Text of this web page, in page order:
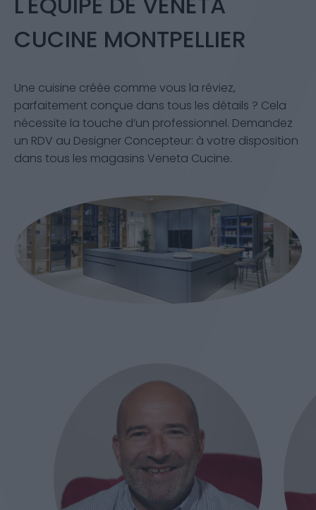
CUCINE MONTPELLIER
Une cuisine créée comme vous la rêviez,
parfaitement conçue dans tous les détails ? Cela
nécessite la touche d’un professionnel. Demandez
un RDV au Designer Concepteur: à votre disposition
dans tous les magasins Veneta Cucine.